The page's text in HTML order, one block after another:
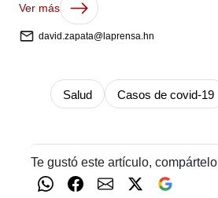
Ver más
david.zapata@laprensa.hn
Salud Casos de covid-19
Te gustó este artículo, compártelo